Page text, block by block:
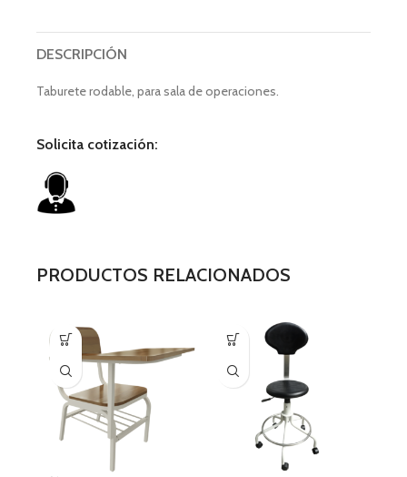
DESCRIPCIÓN
Taburete rodable, para sala de operaciones.
Solicita cotización:
PRODUCTOS RELACIONADOS